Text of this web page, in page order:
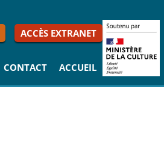
CONTACT ACCUEIL
ACCÈS EXTRANET